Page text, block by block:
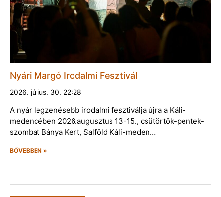
Nyári Margó Irodalmi Fesztivál
2026. július. 30. 22:28
A nyár legzenésebb irodalmi fesztiválja újra a Káli-
medencében 2026.augusztus 13-15., csütörtök-péntek-
szombat Bánya Kert, Salföld Káli-meden…
BŐVEBBEN »